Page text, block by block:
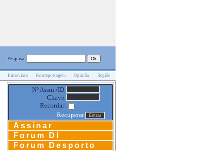
Pesquisa:
Entrevista Fotoreportagem Opinião Região
Nº Assin./ID:
Chave:
Recordar:
Recuperar
Assinar
Forum DI
Forum Desporto